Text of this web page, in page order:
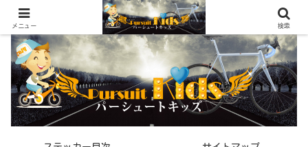
世界中で見つけた「希少なスポーツ雑貨」の紹介メディア
メニュー 検索